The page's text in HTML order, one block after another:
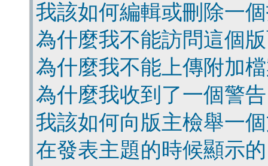
我該如何編輯或刪除一
為什麼我不能訪問這個
為什麼我不能上傳附加
為什麼我收到了一個警
我該如何向版主檢舉一
在發表主題的時候顯示